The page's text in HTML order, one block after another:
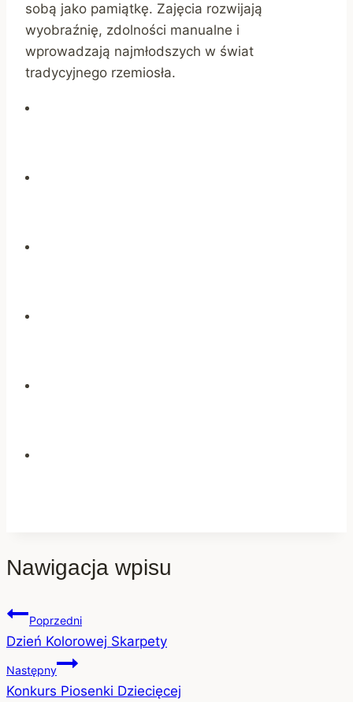
sobą jako pamiątkę. Zajęcia rozwijają
wyobraźnię, zdolności manualne i
wprowadzają najmłodszych w świat
tradycyjnego rzemiosła.
Nawigacja wpisu
Poprzedni
Dzień Kolorowej Skarpety
Następny
Konkurs Piosenki Dziecięcej